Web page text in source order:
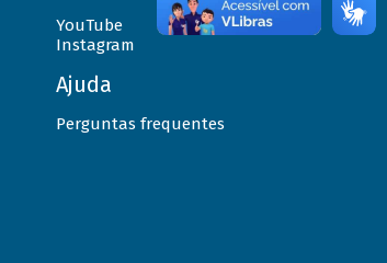
YouTube
Instagram
Ajuda
Perguntas frequentes